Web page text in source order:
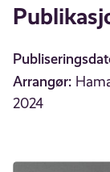
Arrangør:
2024